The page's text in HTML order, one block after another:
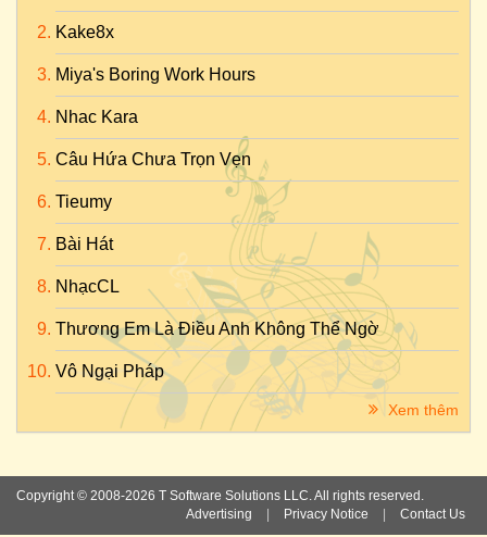
Kake8x
Miya's Boring Work Hours
Nhac Kara
Câu Hứa Chưa Trọn Vẹn
Tieumy
Bài Hát
NhạcCL
Thương Em Là Điều Anh Không Thể Ngờ
Vô Ngại Pháp
Xem thêm
Copyright © 2008-2026 T Software Solutions LLC. All rights reserved.
Advertising
Privacy Notice Contact Us